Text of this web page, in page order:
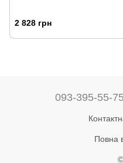
2 828 грн
093-395-55-
Повна